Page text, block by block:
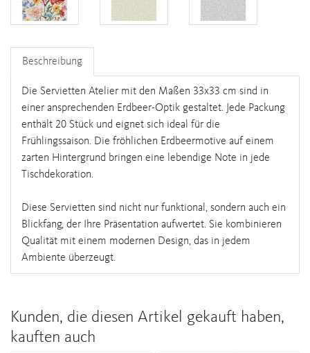
Beschreibung
Die Servietten Atelier mit den Maßen 33x33 cm sind in
einer ansprechenden Erdbeer-Optik gestaltet. Jede Packung
enthält 20 Stück und eignet sich ideal für die
Frühlingssaison. Die fröhlichen Erdbeermotive auf einem
zarten Hintergrund bringen eine lebendige Note in jede
Tischdekoration.
Diese Servietten sind nicht nur funktional, sondern auch ein
Blickfang, der Ihre Präsentation aufwertet. Sie kombinieren
Qualität mit einem modernen Design, das in jedem
Ambiente überzeugt.
Kunden, die diesen Artikel gekauft haben,
kauften auch